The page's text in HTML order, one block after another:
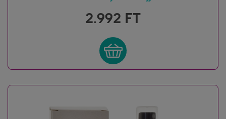
2.992 FT